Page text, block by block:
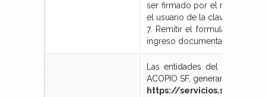
ser firmado por el
el usuario de la clave.
7. Remitir el formulario y
ingreso documental
Las entidades del sector
ACOPIO SF, generando el
https://